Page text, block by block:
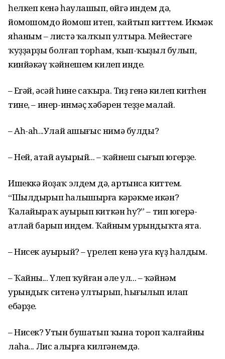
һелкеп кенә һаулашып, өйгә индем дә,
йомошомдо йомош итеп, ҡайтып киттем. Икмәк
яһаным – листә ҡалҡып ултыра. Мейестәге
ҡуҙҙарҙы болғап торһам, ҡып-ҡыҙыл булып,
кинйәкәү ҡәйнешем килеп инде.
– Еңгәй, әсәй һине саҡыра. Тиҙ генә килеп китһен
тине, – инер-инмәҫ хәбәрен теҙҙе малай.
– Аһ-аһ...Улай ашығыс нимә булды?
– Ней, атай ауырый... – ҡәйнеш сығып югерҙе.
Ишеккә йоҙаҡ элдем дә, артынса киттем.
“Шылдырып һалышырға кәрәкме икән?
Ҡалайыраҡ ауырып киткән һуң?” – тип югерә-
атлай барып индем. Ҡайным урындыҡта ята.
– Нисек ауырый? – үрелеп кенә уға күҙ һалдым.
– Ҡайның... Үлеп ҡуйған әле ул... – ҡәйнәм
урындыҡ ситенә ултырып, һығылып илап
ебәрҙе.
– Нисек? Утын бушатып ҡына тороп ҡалғайны
лаһа... Лис алырға килгәнемдә.